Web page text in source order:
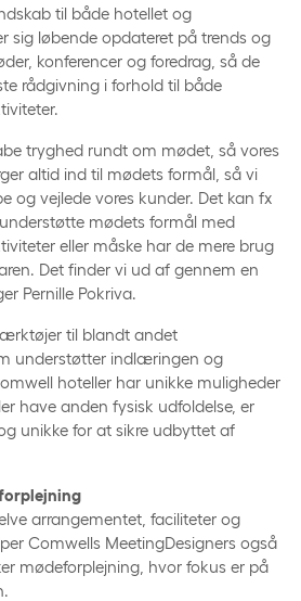
til både hotellet og
sig løbende opdateret på trends og
konferencer og foredrag, så de
rådgivning i forhold til både
tryghed rundt om mødet, så vores
altid ind til mødets formål, så vi
og vejlede vores kunder. Det kan fx
mødets formål med
eller måske har de mere brug
Det finder vi ud af gennem en
Pernille Pokriva.
til blandt andet
understøtter indlæringen og
hoteller har unikke muligheder
have anden fysisk udfoldelse, er
unikke for at sikre udbyttet af
arrangementet, faciliteter og
Comwells MeetingDesigners også
mødeforplejning, hvor fokus er på